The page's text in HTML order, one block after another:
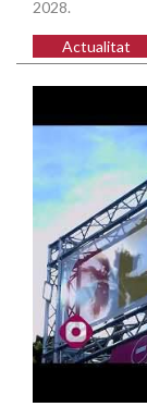
2028.
Actualitat